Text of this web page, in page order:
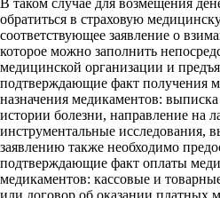
обратиться в страховую
соответствующее заявление о
которое можно заполнить
медицинской организации и
подтверждающие факт получения
назначения медикаментов:
истории болезни, направление на
инструментальные исследования,
заявлению также необходимо
подтверждающие факт оплаты
медикаментов: кассовые и
или договор об оказании платных